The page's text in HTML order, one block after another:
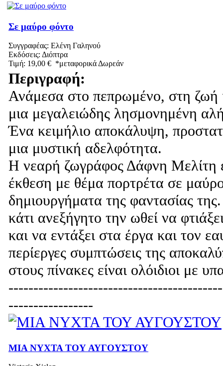
Σε μαύρο φόντο
Συγγραφέας: Ελένη Γαληνού
Εκδόσεις: Διόπτρα
Τιμή: 19,00 € *μεταφορικά Δωρεάν
Περιγραφή:
Ανάμεσα στο πεπρωμένο, στη ζωή
μια μεγαλειώδης λησμονημένη
Ένα κειμήλιο αποκάλυψη,
μια μυστική αδελφότητα.
Η νεαρή ζωγράφος Δάφνη Μελίτη
έκθεση με θέμα πορτρέτα σε
δημιουργήματα της φαντασίας
κάτι ανεξήγητο την ωθεί να
και να εντάξει στα έργα και τον
περίεργες συμπτώσεις της
στους πίνακες είναι ολόιδιοι με
-----------------
ΜΙΑ ΝΥΧΤΑ ΤΟΥ ΑΥΓΟΥΣΤΟΥ